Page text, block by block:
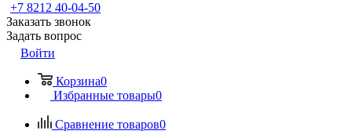
+7 8212 40-04-50
Заказать звонок
Задать вопрос
Войти
Корзина0
Избранные товары0
Сравнение товаров0